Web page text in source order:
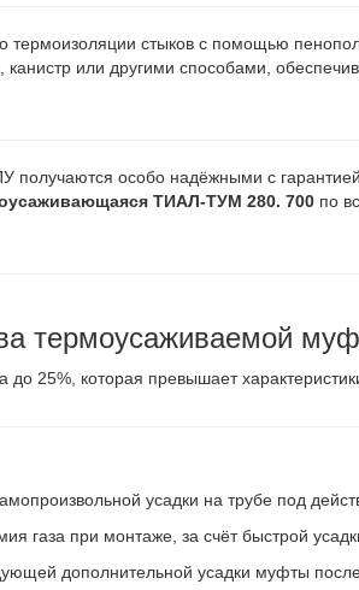
термоизоляции стыков с помощью
канистр или другими способами,
получаются особо надёжными с
ТИАЛ-ТУМ 280. 700 по
термоусаживаемой
до 25%, которая превышает
усадки на трубе под
газа при монтаже, за счёт быстрой
дополнительной усадки муфты